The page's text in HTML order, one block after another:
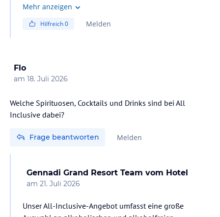
gab es zweimal täglich vormittags und auch
immer für die ganze Woche einen Plan aus und dann
Mehr anzeigen
Hilfreich0 Melden
Flo
am 18. Juli 2026
Welche Spirituosen, Cocktails und Drinks sind bei All
Inclusive dabei?
Frage beantworten Melden
Gennadi Grand Resort Team vom Hotel
am 21. Juli 2026
Unser All-Inclusive-Angebot umfasst eine große